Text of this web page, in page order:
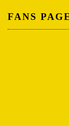
FANS